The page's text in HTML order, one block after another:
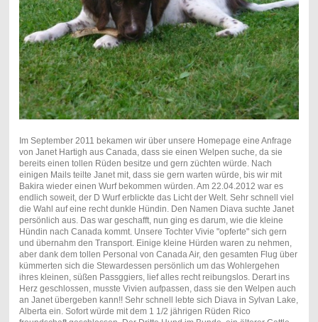
Im September 2011 bekamen wir über unsere Homepage eine Anfrage
von Janet Hartigh aus Canada, dass sie einen Welpen suche, da sie
bereits einen tollen Rüden besitze und gern züchten würde. Nach
einigen Mails teilte Janet mit, dass sie gern warten würde, bis wir mit
Bakira wieder einen Wurf bekommen würden. Am 22.04.2012 war es
endlich soweit, der D Wurf erblickte das Licht der Welt. Sehr schnell viel
die Wahl auf eine recht dunkle Hündin. Den Namen Diava suchte Janet
persönlich aus. Das war geschafft, nun ging es darum, wie die kleine
Hündin nach Canada kommt. Unsere Tochter Vivie "opferte" sich gern
und übernahm den Transport. Einige kleine Hürden waren zu nehmen,
aber dank dem tollen Personal von Canada Air, den gesamten Flug über
kümmerten sich die Stewardessen persönlich um das Wohlergehen
ihres kleinen, süßen Passggiers, lief alles recht reibungslos. Derart ins
Herz geschlossen, musste Vivien aufpassen, dass sie den Welpen auch
an Janet übergeben kann!! Sehr schnell lebte sich Diava in Sylvan Lake,
Alberta ein. Sofort würde mit dem 1 1/2 jährigen Rüden Rico